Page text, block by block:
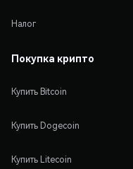
Налог
Покупка крипто
Купить Bitcoin
Купить Dogecoin
Купить Litecoin